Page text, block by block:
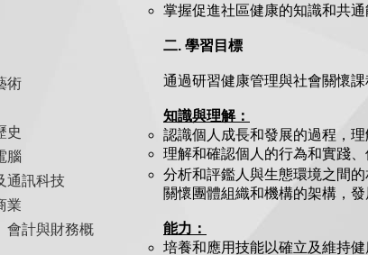
術
史
腦
通訊科技
業
會計與財務概
掌握促進社區健康的知識和共
二. 學習目標
通過研習健康管理與社會關懷課
知識與理解：
認識個人成長和發展的過程，
理解和確認個人的行為和實踐
分析和評鑑人與生態環境之間
關懷團體組織和機構的架構，
能力：
培養和應用技能以確立及維持